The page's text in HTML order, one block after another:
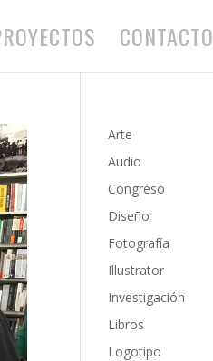
CONTACTO
Arte
Audio
Congreso
Diseño
Fotografía
Illustrator
Investigación
Libros
Logotipo